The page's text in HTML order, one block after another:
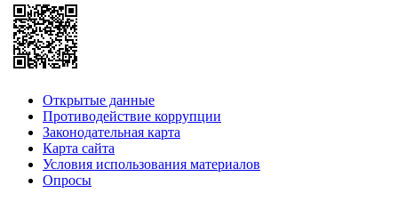
Открытые данные
Противодействие коррупции
Законодательная карта
Карта сайта
Условия использования материалов
Опросы